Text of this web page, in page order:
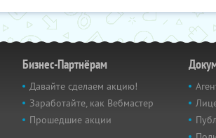
Бизнес-Партнёрам
Давайте сделаем акцию!
Заработайте, как Вебмастер
Прошедшие акции